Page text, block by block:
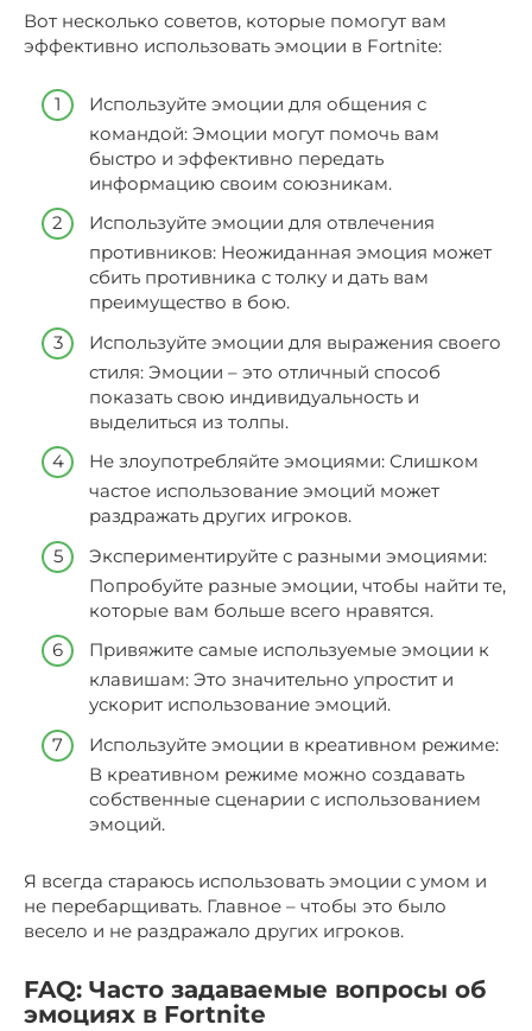
Вот несколько советов, которые помогут вам
эффективно использовать эмоции в Fortnite:
Используйте эмоции для общения с
командой: Эмоции могут помочь вам
быстро и эффективно передать
информацию своим союзникам.
Используйте эмоции для отвлечения
противников: Неожиданная эмоция может
сбить противника с толку и дать вам
преимущество в бою.
Используйте эмоции для выражения своего
стиля: Эмоции – это отличный способ
показать свою индивидуальность и
выделиться из толпы.
Не злоупотребляйте эмоциями: Слишком
частое использование эмоций может
раздражать других игроков.
Экспериментируйте с разными эмоциями:
Попробуйте разные эмоции, чтобы найти те,
которые вам больше всего нравятся.
Привяжите самые используемые эмоции к
клавишам: Это значительно упростит и
ускорит использование эмоций.
Используйте эмоции в креативном режиме:
В креативном режиме можно создавать
собственные сценарии с использованием
эмоций.
Я всегда стараюсь использовать эмоции с умом и
не перебарщивать. Главное – чтобы это было
весело и не раздражало других игроков.
FAQ: Часто задаваемые вопросы об
эмоциях в Fortnite